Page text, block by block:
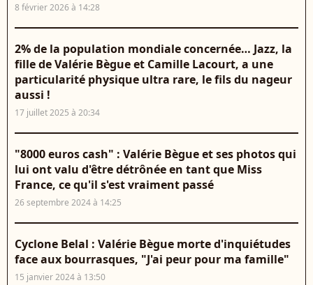
8 février 2026 à 14:28
2% de la population mondiale concernée… Jazz, la
fille de Valérie Bègue et Camille Lacourt, a une
particularité physique ultra rare, le fils du nageur
aussi !
17 juillet 2025 à 20:34
"8000 euros cash" : Valérie Bègue et ses photos qui
lui ont valu d'être détrônée en tant que Miss
France, ce qu'il s'est vraiment passé
26 septembre 2024 à 14:25
Cyclone Belal : Valérie Bègue morte d'inquiétudes
face aux bourrasques, "J'ai peur pour ma famille"
15 janvier 2024 à 13:50